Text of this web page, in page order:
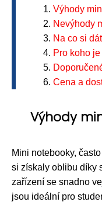
Výhody
Nevýhody
Na co si
Pro koho
Cena a
Výhody
Mini notebooky,
si získaly oblibu díky
zařízení se snadno
jsou ideální pro